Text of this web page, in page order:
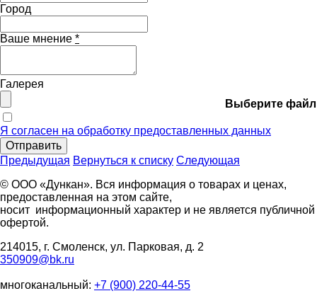
Город
Ваше мнение *
Галерея
Выберите файл
Я согласен на обработку предоставленных данных
Отправить
Предыдущая Вернуться к списку Следующая
© ООО «Дункан». Вся информация о товарах и ценах,
предоставленная на этом сайте,
носит информационный характер и не является публичной
офертой.
214015, г. Смоленск, ул. Парковая, д. 2
350909@bk.ru
многоканальный: +7 (900) 220-44-55